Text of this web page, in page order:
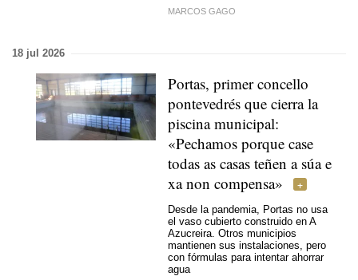
MARCOS GAGO
18 jul 2026
Portas, primer concello
pontevedrés que cierra la
piscina municipal:
«Pechamos porque case
todas as casas teñen a súa e
xa non compensa»
Desde la pandemia, Portas no usa
el vaso cubierto construido en A
Azucreira. Otros municipios
mantienen sus instalaciones, pero
con fórmulas para intentar ahorrar
agua